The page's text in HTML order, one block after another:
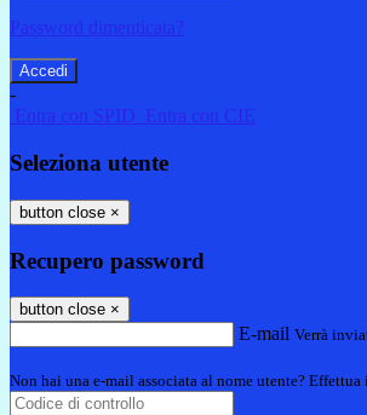
Password dimenticata?
-
Entra con SPID
Entra con CIE
Seleziona utente
button close ×
Recupero password
button close ×
E-mail Verrà
Non hai una e-mail associata al nome utente?